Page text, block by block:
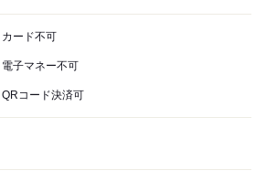
カード不可
電子マネー不可
QRコード決済可